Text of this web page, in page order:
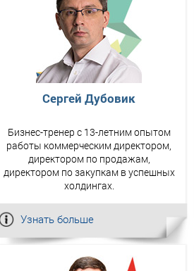
Сергей Дубовик
Бизнес-тренер с 13-летним опытом
работы коммерческим директором,
директором по продажам,
директором по закупкам в успешных
холдингах.
Узнать больше